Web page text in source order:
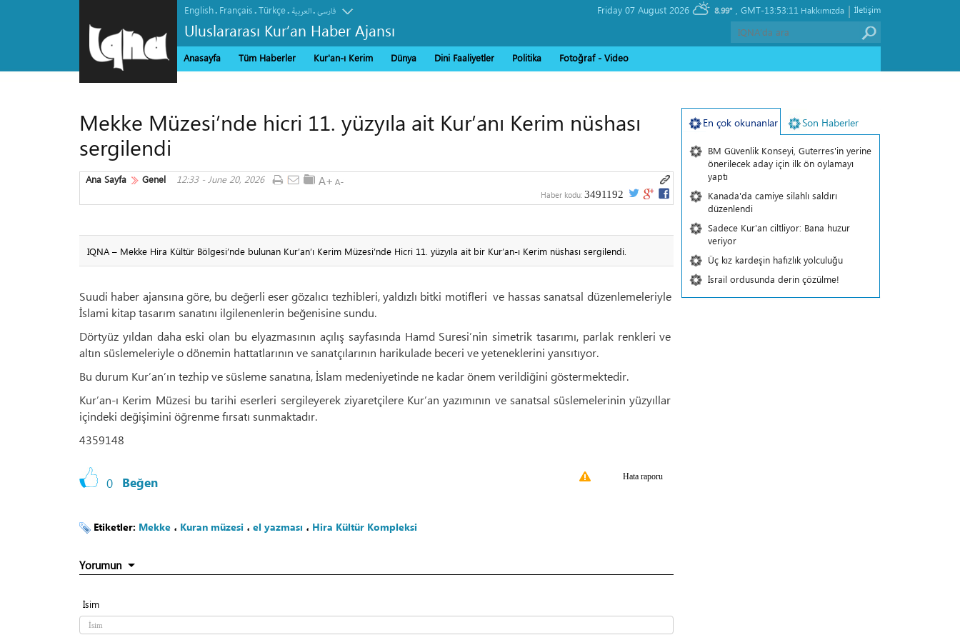
English. Français.Türkçe. العربیة.فارسی
Uluslararası Kur’an Haber Ajansı
GMT-13:53:11
8.99° İletişim
|
Hakkımızda
Anasayfa Tüm Haberler Kur'an-ı Kerim Dünya Dini Faaliyetler Politika Fotoğraf - Video
Mekke Müzesi’nde hicri 11. yüzyıla ait Kur’anı Kerim nüshası
sergilendi
Ana Sayfa Genel 12:33 - June 20, 2026
Haber kodu: 3491192
IQNA – Mekke Hira Kültür Bölgesi’nde bulunan Kur’an’ı Kerim Müzesi’nde Hicri 11. yüzyıla ait bir Kur’an-ı Kerim nüshası sergilendi.
Suudi haber ajansına göre, bu değerli eser gözalıcı tezhibleri, yaldızlı bitki motifleri ve hassas sanatsal düzenlemeleriyle
İslami kitap tasarım sanatını ilgilenenlerin beğenisine sundu.
Dörtyüz yıldan daha eski olan bu elyazmasının açılış sayfasında Hamd Suresi’nin simetrik tasarımı, parlak renkleri ve
altın süslemeleriyle o dönemin hattatlarının ve sanatçılarının harikulade beceri ve yeteneklerini yansıtıyor.
Bu durum Kur’an’ın tezhip ve süsleme sanatına, İslam medeniyetinde ne kadar önem verildiğini göstermektedir.
Kur’an-ı Kerim Müzesi bu tarihi eserleri sergileyerek ziyaretçilere Kur’an yazımının ve sanatsal süslemelerinin yüzyıllar
içindeki değişimini öğrenme fırsatı sunmaktadır.
4359148
0 Beğen Hata raporu
Etiketler: Mekke ، Kuran müzesi ، el yazması ، Hira Kültür Kompleksi
Yorumun
İsim
En çok okunanlar Son Haberler
BM Güvenlik Konseyi, Guterres'in yerine
önerilecek aday için ilk ön oylamayı
yaptı
Kanada'da camiye silahlı saldırı
düzenlendi
Sadece Kur'an ciltliyor: Bana huzur
veriyor
Üç kız kardeşin hafızlık yolculuğu
İsrail ordusunda derin çözülme!